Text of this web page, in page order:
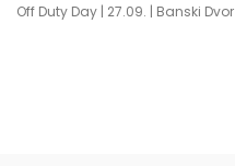
Off Duty Day | 27.09. | Banski Dvor